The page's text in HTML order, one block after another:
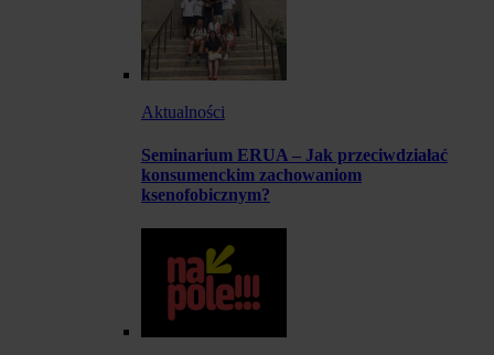
Aktualności
Seminarium ERUA – Jak przeciwdziałać
konsumenckim zachowaniom
ksenofobicznym?